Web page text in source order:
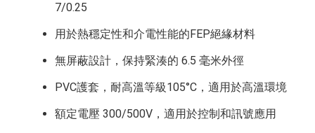
7/0.25
用於熱穩定性和介電性能的FEP絕緣材料
無屏蔽設計，保持緊湊的 6.5 毫米外徑
PVC護套，耐高溫等級105°C，適用於高溫環境
額定電壓 300/500V，適用於控制和訊號應用